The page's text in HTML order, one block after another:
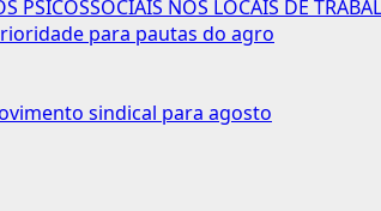
PSICOSSOCIAIS NOS LOCAIS DE
para pautas do agro
sindical para agosto